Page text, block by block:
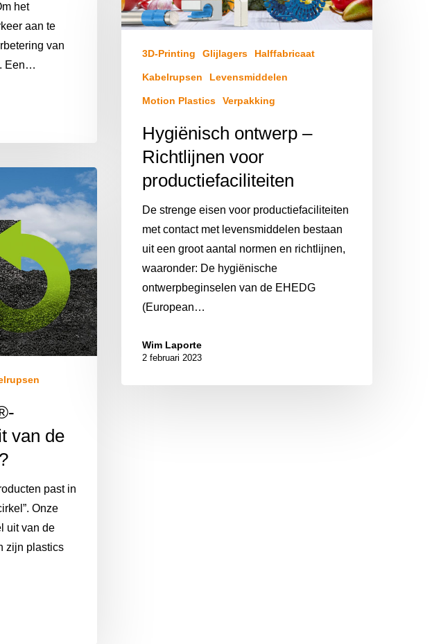
het
aan te
van
Een…
3D-Printing Glijlagers Halffabricaat
Kabelrupsen Levensmiddelen
Motion Plastics Verpakking
Hygiënisch ontwerp –
Richtlijnen voor
productiefaciliteiten
De strenge eisen voor productiefaciliteiten
met contact met levensmiddelen bestaan
uit een groot aantal normen en richtlijnen,
waaronder: De hygiënische
ontwerpbeginselen van de EHEDG
(European…
Wim Laporte
2 februari 2023
van de
past in
Onze
uit van de
zijn plastics